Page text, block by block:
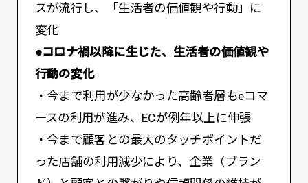
スが流行し、「生活者の価値観や行動」に
変化
●コロナ禍以降に生じた、生活者の価値観や
行動の変化
・今まで利用が少なかった高齢者層もeコマ
ースの利用が進み、ECが例年以上に伸張
・今まで顧客との最大のタッチポイントだ
った店舗の利用減少により、企業（ブラン